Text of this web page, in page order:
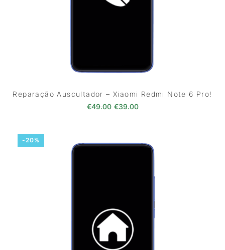
Reparação Auscultador – Xiaomi Redmi Note 6 Pro!
€49.00 O preço original era: €49.00.
€39.00O preço atual é:
-20%